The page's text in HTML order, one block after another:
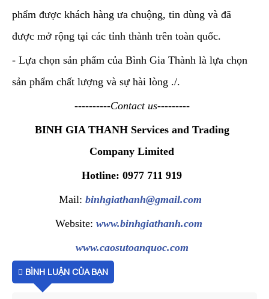
phẩm được khách hàng ưa chuộng, tin dùng và đã
được mở rộng tại các tỉnh thành trên toàn quốc.
- Lựa chọn sản phẩm của Bình Gia Thành là lựa chọn
sản phẩm chất lượng và sự hài lòng ./.
----------Contact us---------
BINH GIA THANH Services and Trading
Company Limited
Hotline: 0977 711 919
Mail:binhgiathanh@gmail.com
Website:www.binhgiathanh.com
www.caosutoanquoc.com
BÌNH LUẬN CỦA BẠN